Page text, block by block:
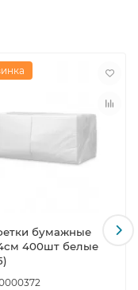
бумажные
400шт белые